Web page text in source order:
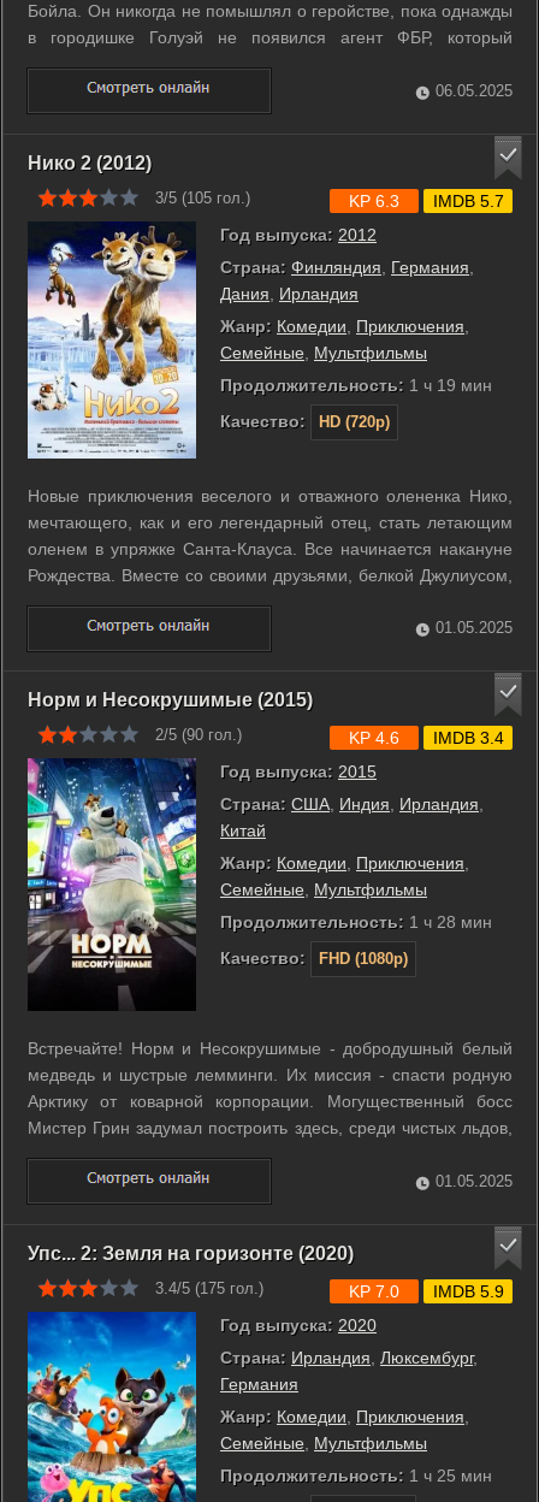
Бойла. Он никогда не помышлял о геройстве, пока однажды
в городишке Голуэй не появился агент ФБР, который
призвал незадачливого служителя порядка помочь ему
накрыть международную банду наркоторговцев. Смогут ли
сработаться веселый рыжий ирландец и ...
06.05.2025
Нико 2 (2012)
3/5 (105 гол.)
Год выпуска: 2012
Страна: Финляндия Германия
Дания
Ирландия
Жанр: Комедии Приключения
Семейные
Мультфильмы
Продолжительность: 1 ч 19 мин
Качество:
HD (720p)
KP 6.3 IMDB 5.7
Новые приключения веселого и отважного олененка Нико,
мечтающего, как и его легендарный отец, стать летающим
оленем в упряжке Санта-Клауса. Все начинается накануне
Рождества. Вместе со своими друзьями, белкой Джулиусом,
лаской Вилмой и сводным братишкой Джонни Нико с
нетерпением ждет Санту. Но тот снова попадает в
невероятную историю. Неужели дети ...
01.05.2025
Норм и Несокрушимые (2015)
2/5 (90 гол.)
Год выпуска: 2015
Страна: США Индия Ирландия
Китай
Жанр: Комедии Приключения
Семейные
Мультфильмы
Продолжительность: 1 ч 28 мин
Качество:
FHD (1080p)
KP 4.6 IMDB 3.4
Встречайте! Норм и Несокрушимые - добродушный белый
медведь и шустрые лемминги. Их миссия - спасти родную
Арктику от коварной корпорации. Могущественный босс
Мистер Грин задумал построить здесь, среди чистых льдов,
город богачей, и пушистый отряд должен дать противнику
бой на его территории. Норм и Несокрушимые
отправляются прямо в каменные ...
01.05.2025
Упс... 2: Земля на горизонте (2020)
3.4/5 (175 гол.)
Год выпуска: 2020
Страна: Ирландия Люксембург,
Германия
Жанр: Комедии Приключения
Семейные
Мультфильмы
Продолжительность: 1 ч 25 мин
KP 7.0 IMDB 5.9